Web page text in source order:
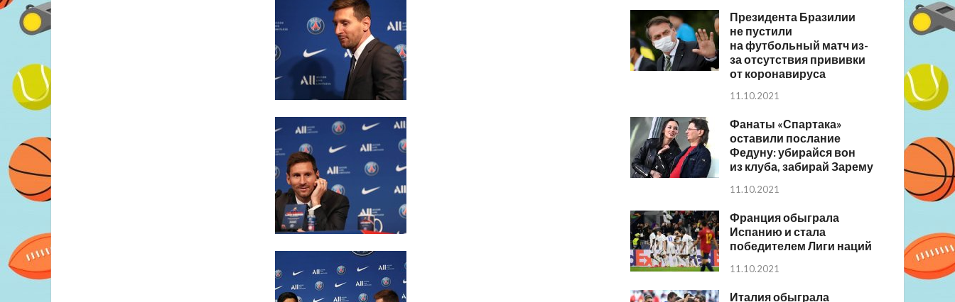
Президента Бразилии
не пустили
на футбольный матч из-
за отсутствия прививки
от коронавируса
11.10.2021
Фанаты «Спартака»
оставили послание
Федуну: убирайся вон
из клуба, забирай Зарему
11.10.2021
Франция обыграла
Испанию и стала
победителем Лиги наций
11.10.2021
Италия обыграла